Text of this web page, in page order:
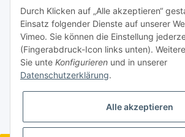
Lebensblatt
Inh. Simon Janßen
Dielinger Straße 6
32351 Stemwede
Telegram
Durch Klicken auf „Alle akzeptieren“
Einsatz folgender Dienste auf unserer
Vimeo. Sie können die Einstellung
(Fingerabdruck-Icon links unten).
Sie unte Konfigurieren und in unserer
Datenschutzerklärung.
Alle akzeptieren